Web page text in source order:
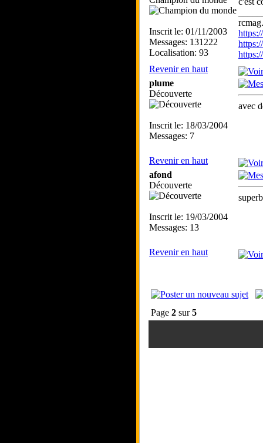
Inscrit le: 01/11/2003
Messages: 131222
Localisation: 93
Revenir en haut
plume
Découverte
Inscrit le: 18/03/2004
Messages: 7
avec
Revenir en haut
afond
Découverte
Inscrit le: 19/03/2004
Messages: 13
Revenir en haut
Page 2 sur5